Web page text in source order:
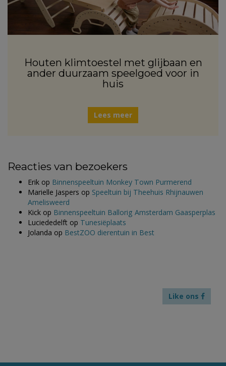
Houten klimtoestel met glijbaan en
ander duurzaam speelgoed voor in
huis
Lees meer
Reacties van bezoekers
Erik op Binnenspeeltuin Monkey Town Purmerend
Marielle Jaspers op Speeltuin bij Theehuis Rhijnauwen
Amelisweerd
Kick op Binnenspeeltuin Ballorig Amsterdam Gaasperplas
Luciededelft op Tunesiëplaats
Jolanda op BestZOO dierentuin in Best
Like ons